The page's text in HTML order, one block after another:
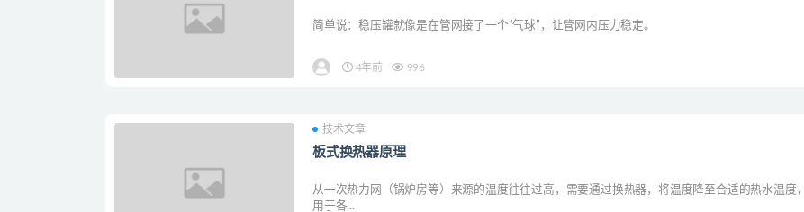
简单说：稳压罐就像是在管网接了一个“气球”，让管网内压力稳定。
4年前 996
技术文章
板式换热器原理
从一次热力网（锅炉房等）来源的温度往往过高，需要通过换热器，将温度降至合适的热水温度，
用于各...